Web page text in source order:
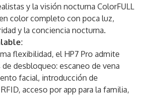
y la visión nocturna ColorFULL
color completo con poca luz,
y la conciencia nocturna.
flexibilidad, el HP7 Pro admite
desbloqueo: escaneo de vena
facial, introducción de
acceso por app para la familia,